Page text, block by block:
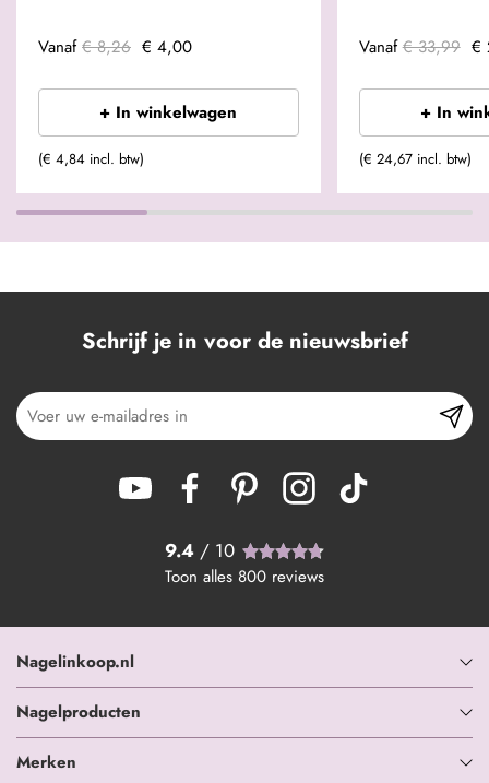
Vanaf € 8,26 € 4,00
+ In winkelwagen
(€ 4,84 incl. btw)
Vanaf € 33,99 €
+ In
(€ 24,67 incl. btw)
Schrijf je in voor de nieuwsbrief
9.4 / 10
Toon alles 800 reviews
Nagelinkoop.nl
Nagelproducten
Merken